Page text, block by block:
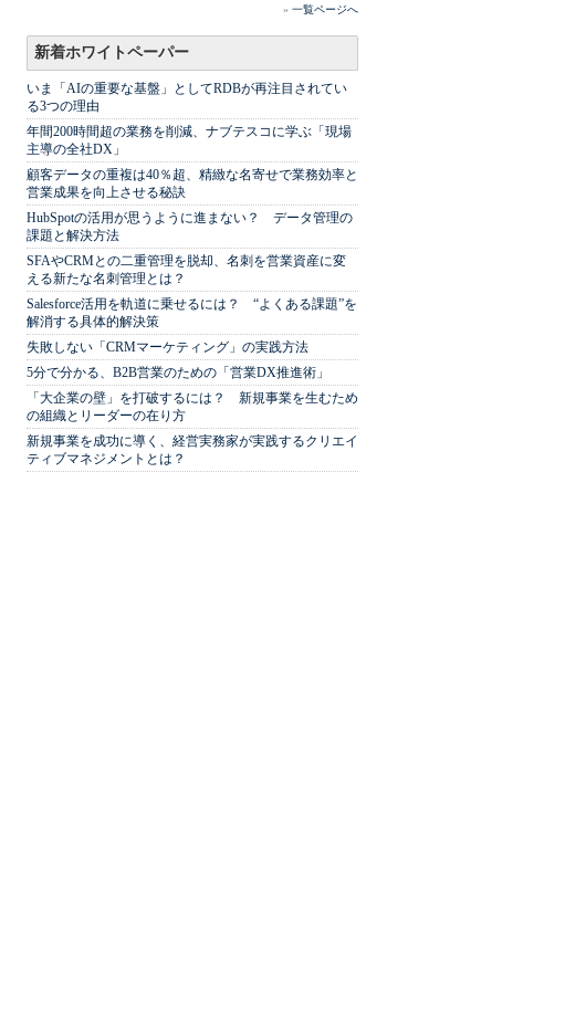
» 一覧ページへ
新着ホワイトペーパー
いま「AIの重要な基盤」としてRDBが再注目されてい
る3つの理由
年間200時間超の業務を削減、ナブテスコに学ぶ「現場
主導の全社DX」
顧客データの重複は40％超、精緻な名寄せで業務効率と
営業成果を向上させる秘訣
HubSpotの活用が思うように進まない？ データ管理の
課題と解決方法
SFAやCRMとの二重管理を脱却、名刺を営業資産に変
える新たな名刺管理とは？
Salesforce活用を軌道に乗せるには？ “よくある課題”を
解消する具体的解決策
失敗しない「CRMマーケティング」の実践方法
5分で分かる、B2B営業のための「営業DX推進術」
「大企業の壁」を打破するには？ 新規事業を生むため
の組織とリーダーの在り方
新規事業を成功に導く、経営実務家が実践するクリエイ
ティブマネジメントとは？